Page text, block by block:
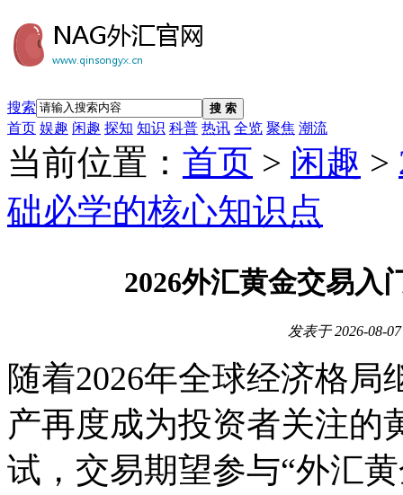
搜索 搜 索
首页 娱趣 闲趣 探知 知识 科普 热讯 全览 聚焦 潮流
当前位置： 首页 > 闲趣 >
础必学的核心知识点
2026外汇黄金交易入
发表于2026-08-
随着2026年全球经济格
产再度成为投资者关注的
试，交易期望参与“外汇